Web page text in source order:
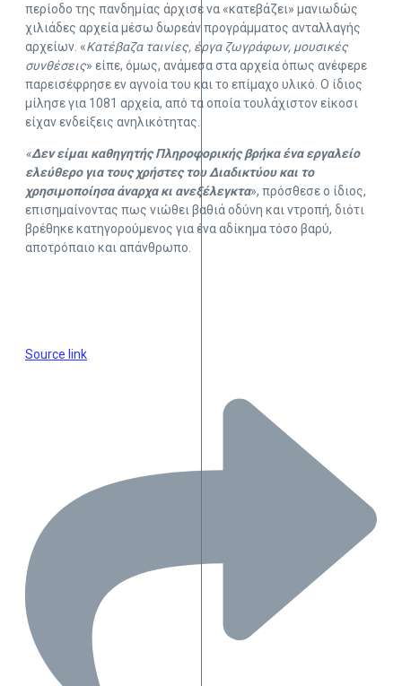
περίοδο της πανδημίας άρχισε να «κατεβάζει» μανιωδώς
χιλιάδες αρχεία μέσω δωρεάν προγράμματος ανταλλαγής
αρχείων. «Κατέβαζα ταινίες, έργα ζωγράφων, μουσικές
συνθέσεις» είπε, όμως, ανάμεσα στα αρχεία όπως ανέφερε
παρεισέφρησε εν αγνοία του και το επίμαχο υλικό. Ο ίδιος
μίλησε για 1081 αρχεία, από τα οποία τουλάχιστον είκοσι
είχαν ενδείξεις ανηλικότητας.
«Δεν είμαι καθηγητής Πληροφορικής βρήκα ένα εργαλείο
ελεύθερο για τους χρήστες του Διαδικτύου και το
χρησιμοποίησα άναρχα κι ανεξέλεγκτα», πρόσθεσε ο ίδιος,
επισημαίνοντας πως νιώθει βαθιά οδύνη και ντροπή, διότι
βρέθηκε κατηγορούμενος για ένα αδίκημα τόσο βαρύ,
αποτρόπαιο και απάνθρωπο.
Source link